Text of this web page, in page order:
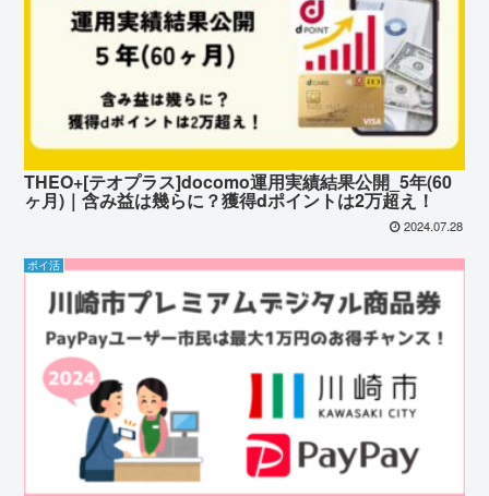
THEO+[テオプラス]docomo運用実績結果公開_5年(60
ヶ月)｜含み益は幾らに？獲得dポイントは2万超え！
2024.07.28
ポイ活